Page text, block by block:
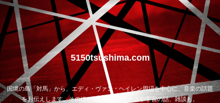
5150tsushima.com
国境の島「対馬」から、エディ・ヴァン・ヘイレン周辺を中心に、音楽の話題
をお伝えします。そのほか気になるニュースや宇宙の話、雑談も。